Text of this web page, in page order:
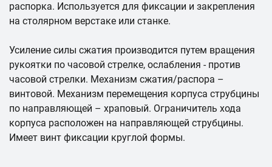
распорка. Используется для фиксации и закрепления
на столярном верстаке или станке.
Усиление силы сжатия производится путем вращения
рукоятки по часовой стрелке, ослабления - против
часовой стрелки. Механизм сжатия/распора –
винтовой. Механизм перемещения корпуса струбцины
по направляющей – храповый. Ограничитель хода
корпуса расположен на направляющей струбцины.
Имеет винт фиксации круглой формы.